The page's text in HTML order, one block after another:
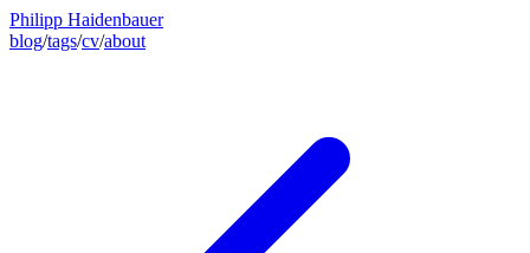
Philipp Haidenbauer
blog/tags/cv/about